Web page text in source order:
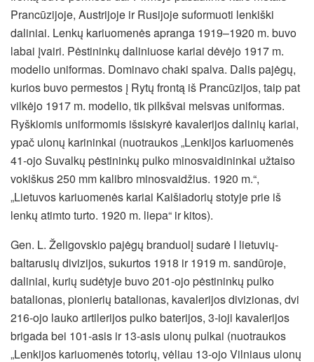
Prancūzijoje, Austrijoje ir Rusijoje suformuoti lenkiški
daliniai. Lenkų kariuomenės apranga 1919–1920 m. buvo
labai įvairi. Pėstininkų daliniuose kariai dėvėjo 1917 m.
modelio uniformas. Dominavo chaki spalva. Dalis pajėgų,
kurios buvo permestos į Rytų frontą iš Prancūzijos, taip pat
vilkėjo 1917 m. modelio, tik pilkšvai melsvas uniformas.
Ryškiomis uniformomis išsiskyrė kavalerijos dalinių kariai,
ypač ulonų karininkai (nuotraukos „Lenkijos kariuomenės
41-ojo Suvalkų pėstininkų pulko minosvaidininkai užtaiso
vokiškus 250 mm kalibro minosvaidžius. 1920 m.“,
„Lietuvos kariuomenės kariai Kaišiadorių stotyje prie iš
lenkų atimto turto. 1920 m. liepa“ ir kitos).
Gen. L. Želigovskio pajėgų branduolį sudarė I lietuvių-
baltarusių divizijos, sukurtos 1918 ir 1919 m. sandūroje,
daliniai, kurių sudėtyje buvo 201-ojo pėstininkų pulko
batalionas, pionierių batalionas, kavalerijos divizionas, dvi
216-ojo lauko artilerijos pulko baterijos, 3-ioji kavalerijos
brigada bei 101-asis ir 13-asis ulonų pulkai (nuotraukos
„Lenkijos kariuomenės totorių, vėliau 13-ojo Vilniaus ulonų